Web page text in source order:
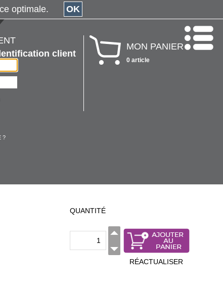
client
?
MON PANIER
0 article
QUANTITÉ
RÉACTUALISER
optimale. OK